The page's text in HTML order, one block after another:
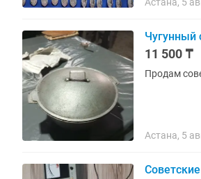
Чугунный
11 500 ₸
Продам
Астана, 5